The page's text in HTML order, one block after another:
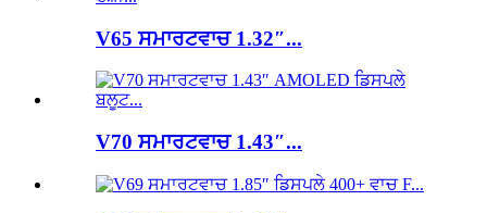
V65 ਸਮਾਰਟਵਾਚ 1.32″...
V70 ਸਮਾਰਟਵਾਚ 1.43″...